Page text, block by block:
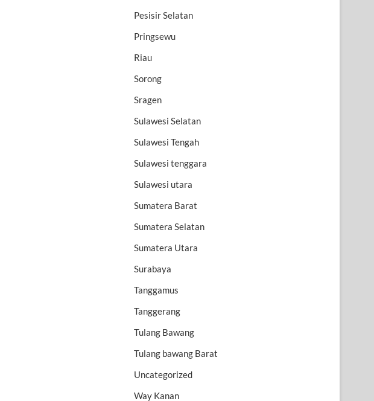
Pesisir Selatan
Pringsewu
Riau
Sorong
Sragen
Sulawesi Selatan
Sulawesi Tengah
Sulawesi tenggara
Sulawesi utara
Sumatera Barat
Sumatera Selatan
Sumatera Utara
Surabaya
Tanggamus
Tanggerang
Tulang Bawang
Tulang bawang Barat
Uncategorized
Way Kanan